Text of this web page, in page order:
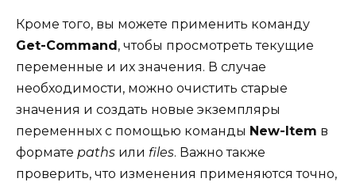
Кроме того, вы можете применить команду
Get-Command, чтобы просмотреть текущие
переменные и их значения. В случае
необходимости, можно очистить старые
значения и создать новые экземпляры
переменных с помощью команды New-Item в
формате paths или files. Важно также
проверить, что изменения применяются точно,